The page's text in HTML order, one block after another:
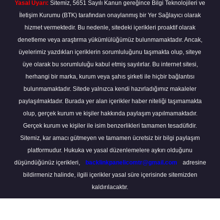
Yasal Uyarı: Sitemiz, 5651 Sayılı Kanun gereğince Bilgi Teknolojileri ve
İletişim Kurumu (BTK) tarafından onaylanmış bir Yer Sağlayıcı olarak
hizmet vermektedir. Bu nedenle, sitedeki içerikleri proaktif olarak
denetleme veya araştırma yükümlülüğümüz bulunmamaktadır. Ancak,
üyelerimiz yazdıkları içeriklerin sorumluluğunu taşımakta olup, siteye
üye olarak bu sorumluluğu kabul etmiş sayılırlar. Bu internet sitesi,
herhangi bir marka, kurum veya şahıs şirketi ile hiçbir bağlantısı
bulunmamaktadır. Sitede yalnızca kendi hazırladığımız makaleler
paylaşılmaktadır. Burada yer alan içerikler haber niteliği taşımamakta
olup, gerçek kurum ve kişiler hakkında paylaşım yapılmamaktadır.
Gerçek kurum ve kişiler ile isim benzerlikleri tamamen tesadüfidir.
Sitemiz, kar amacı gütmeyen ve tamamen ücretsiz bir bilgi paylaşım
platformudur. Hukuka ve yasal düzenlemelere aykırı olduğunu
düşündüğünüz içerikleri,
backlinkpanelicomtr@gmail.com
adresine
bildirmeniz halinde, ilgili içerikler yasal süre içerisinde sitemizden
kaldırılacaktır.